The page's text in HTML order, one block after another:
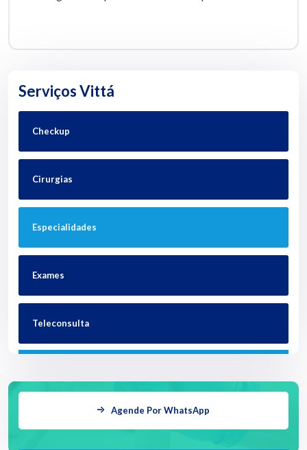
Serviços Vittá
Checkup
Cirurgias
Especialidades
Exames
Teleconsulta
Agende Por WhatsApp